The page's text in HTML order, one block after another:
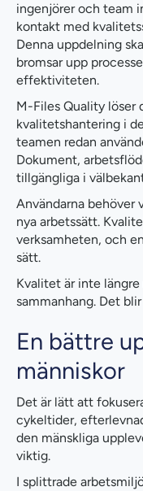
ingenjörer och team
kontakt med
Denna uppdelning
bromsar upp
effektiviteten.
M-Files Quality löser
kvalitetshantering i
teamen redan
Dokument,
tillgängliga i
Användarna behöver
nya arbetssätt.
verksamheten, och
sätt.
Kvalitet är inte
sammanhang. Det
En bättre
människor
Det är lätt att
cykeltider,
den mänskliga
viktig.
I splittrade